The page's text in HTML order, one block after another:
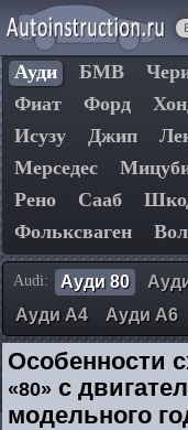
Ауди БМВ
Фиат
Форд
Исузу
Джип
Мерседес
Рено
Сааб
Фольксваген
Audi: Ауди 80
Ауди А4
Ауди А6
Особенности
«80» с
модельного